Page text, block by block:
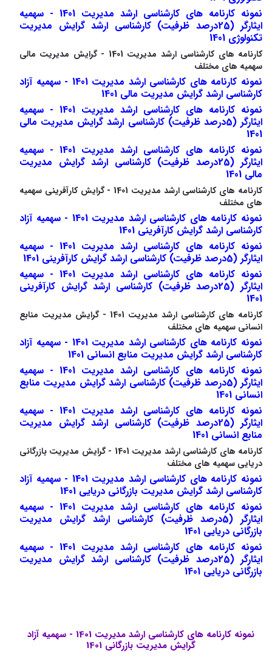
نمونه کارنامه های کارشناسی ارشد مدیریت 1401 - سهمیه
ایثارگر (25درصد ظرفیت) کارشناسی ارشد گرایش مدیریت
تکنولوژی 1401
کارنامه های کارشناسی ارشد مدیریت 1401 - گرایش مدیریت مالی
سهمیه های مختلف
نمونه کارنامه های کارشناسی ارشد مدیریت 1401 - سهمیه آزاد
کارشناسی ارشد گرایش مدیریت مالی 1401
نمونه کارنامه های کارشناسی ارشد مدیریت 1401 - سهمیه
ایثارگر (5درصد ظرفیت) کارشناسی ارشد گرایش مدیریت مالی
1401
نمونه کارنامه های کارشناسی ارشد مدیریت 1401 - سهمیه
ایثارگر (25درصد ظرفیت) کارشناسی ارشد گرایش مدیریت
مالی 1401
کارنامه های کارشناسی ارشد مدیریت 1401 - گرایش کارآفرینی سهمیه
های مختلف
نمونه کارنامه های کارشناسی ارشد مدیریت 1401 - سهمیه آزاد
کارشناسی ارشد گرایش کارآفرینی 1401
نمونه کارنامه های کارشناسی ارشد مدیریت 1401 - سهمیه
ایثارگر (5درصد ظرفیت) کارشناسی ارشد گرایش کارآفرینی 1401
نمونه کارنامه های کارشناسی ارشد مدیریت 1401 - سهمیه
ایثارگر (25درصد ظرفیت) کارشناسی ارشد گرایش کارآفرینی
1401
کارنامه های کارشناسی ارشد مدیریت 1401 - گرایش مدیریت منابع
انسانی سهمیه های مختلف
نمونه کارنامه های کارشناسی ارشد مدیریت 1401 - سهمیه آزاد
کارشناسی ارشد گرایش مدیریت منابع انسانی 1401
نمونه کارنامه های کارشناسی ارشد مدیریت 1401 - سهمیه
ایثارگر (5درصد ظرفیت) کارشناسی ارشد گرایش مدیریت منابع
انسانی 1401
نمونه کارنامه های کارشناسی ارشد مدیریت 1401 - سهمیه
ایثارگر (25درصد ظرفیت) کارشناسی ارشد گرایش مدیریت
منابع انسانی 1401
کارنامه های کارشناسی ارشد مدیریت 1401 - گرایش مدیریت بازرگانی
دریایی سهمیه های مختلف
نمونه کارنامه های کارشناسی ارشد مدیریت 1401 - سهمیه آزاد
کارشناسی ارشد گرایش مدیریت بازرگانی دریایی 1401
نمونه کارنامه های کارشناسی ارشد مدیریت 1401 - سهمیه
ایثارگر (5درصد ظرفیت) کارشناسی ارشد گرایش مدیریت
بازرگانی دریایی 1401
نمونه کارنامه های کارشناسی ارشد مدیریت 1401 - سهمیه
ایثارگر (25درصد ظرفیت) کارشناسی ارشد گرایش مدیریت
بازرگانی دریایی 1401
نمونه کارنامه های کارشناسی ارشد مدیریت 1401 - سهمیه آزاد
گرایش مدیریت بازرگانی 1401